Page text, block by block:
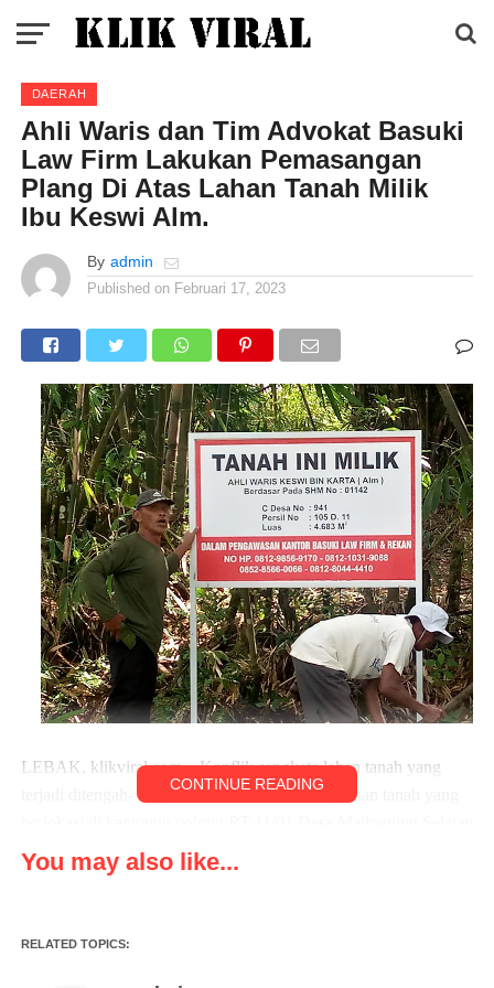
DAERAH
Ahli Waris dan Tim Advokat Basuki
Law Firm Lakukan Pemasangan
Plang Di Atas Lahan Tanah Milik
Ibu Keswi Alm.
By admin
Published on Februari 17, 2023
LEBAK, klikviral.com – Konflik sengketa lahan tanah yang
terjadi ditengah- tengah masyarakat, pasalnya lahan tanah yang
kabupaten Lebak provinsi Banten milik almarhum Keswi bin
Karta yang sudah bersertifikat atas nama Keswi bin Karta
Menurut keterangan saksi saksi dan surat keterangan dari desa
malimping selatan bahwa Keswi bin karta almarhum dan
CONTINUE READING
You may also like...
RELATED TOPICS: